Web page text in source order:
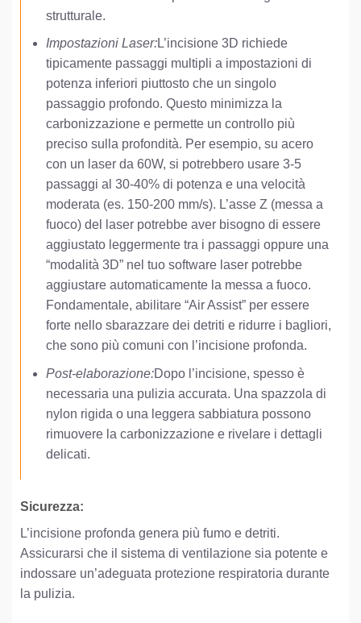
strutturale.
Impostazioni Laser:L’incisione 3D richiede
tipicamente passaggi multipli a impostazioni di
potenza inferiori piuttosto che un singolo
passaggio profondo. Questo minimizza la
carbonizzazione e permette un controllo più
preciso sulla profondità. Per esempio, su acero
con un laser da 60W, si potrebbero usare 3-5
passaggi al 30-40% di potenza e una velocità
moderata (es. 150-200 mm/s). L’asse Z (messa a
fuoco) del laser potrebbe aver bisogno di essere
aggiustato leggermente tra i passaggi oppure una
“modalità 3D” nel tuo software laser potrebbe
aggiustare automaticamente la messa a fuoco.
Fondamentale, abilitare “Air Assist” per essere
forte nello sbarazzare dei detriti e ridurre i bagliori,
che sono più comuni con l’incisione profonda.
Post-elaborazione:Dopo l’incisione, spesso è
necessaria una pulizia accurata. Una spazzola di
nylon rigida o una leggera sabbiatura possono
rimuovere la carbonizzazione e rivelare i dettagli
delicati.
Sicurezza:
L’incisione profonda genera più fumo e detriti.
Assicurarsi che il sistema di ventilazione sia potente e
indossare un’adeguata protezione respiratoria durante
la pulizia.